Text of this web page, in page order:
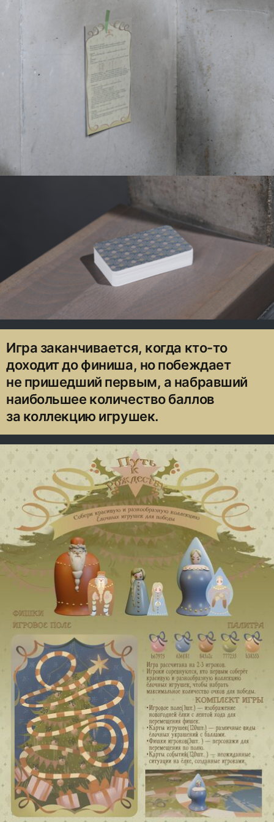
Игра заканчивается, когда кто-то
доходит до финиша, но побеждает
не пришедший первым, а набравший
наибольшее количество баллов
за коллекцию игрушек.